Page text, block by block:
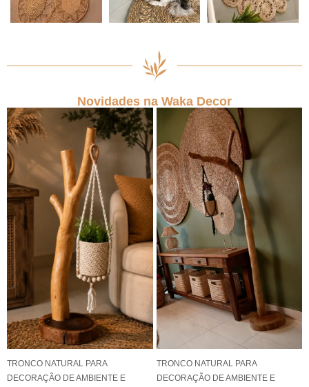
Novidades na Waka Decor
TRONCO NATURAL PARA
DECORAÇÃO DE AMBIENTE E
TRONCO NATURAL PARA
DECORAÇÃO DE AMBIENTE E